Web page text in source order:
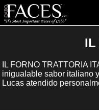
IL
IL FORNO TRATTORIA
inigualable sabor italiano
Lucas atendido